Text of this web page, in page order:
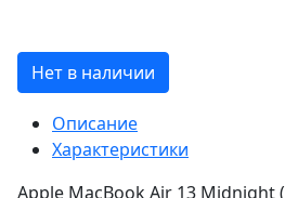
Нет в наличии
Описание
Характеристики
Apple MacBook Air 13 Midnight